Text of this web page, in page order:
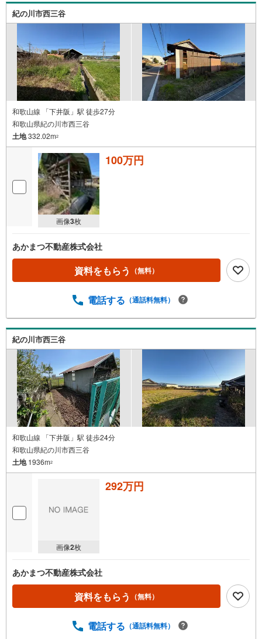
紀の川市西三谷
和歌山線 「下井阪」駅 徒歩27分
和歌山県紀の川市西三谷
土地332.02m2
画像3枚
100万円
あかまつ不動産株式会社
資料をもらう （無料）
電話する （通話料無料）
紀の川市西三谷
和歌山線 「下井阪」駅 徒歩24分
和歌山県紀の川市西三谷
土地1936m2
画像2枚
292万円
あかまつ不動産株式会社
資料をもらう （無料）
電話する （通話料無料）